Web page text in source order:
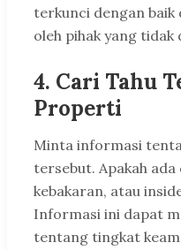
terkunci dengan baik
oleh pihak yang tidak
4. Cari Tahu
Properti
Minta informasi
tersebut. Apakah
kebakaran, atau
Informasi ini dapat
tentang tingkat